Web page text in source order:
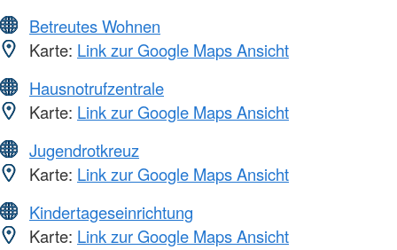
Betreutes Wohnen
Karte: Link zur Google Maps Ansicht
Hausnotrufzentrale
Karte: Link zur Google Maps Ansicht
Jugendrotkreuz
Karte: Link zur Google Maps Ansicht
Kindertageseinrichtung
Karte: Link zur Google Maps Ansicht